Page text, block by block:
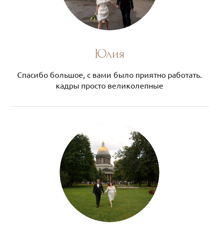
Юлия
Спасибо большое, с вами было приятно работать.
кадры просто великолепные